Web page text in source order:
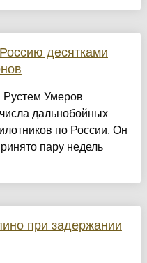
десятками
Умеров
дальнобойных
по России. Он
пару недель
при задержании